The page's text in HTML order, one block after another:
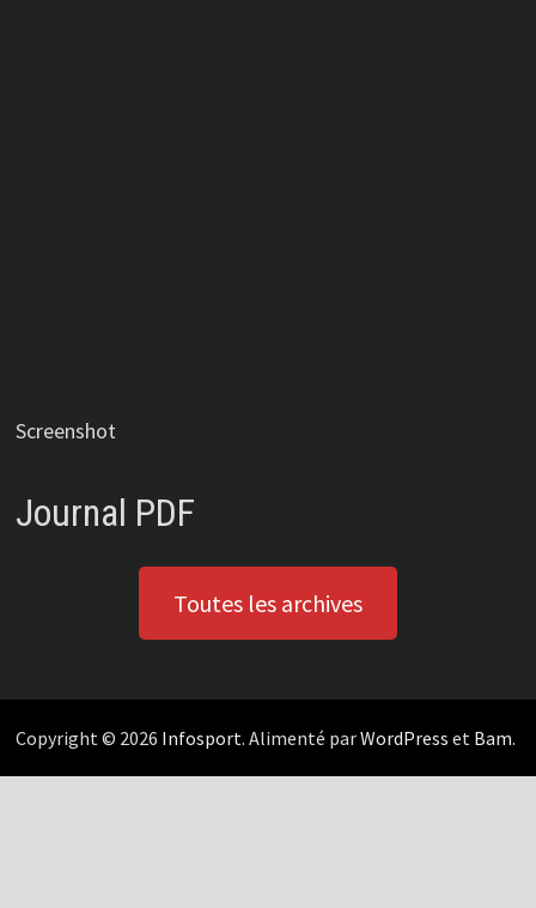
Screenshot
Journal PDF
Toutes les archives
Copyright © 2026 Infosport. Alimenté parWordPress et Bam.